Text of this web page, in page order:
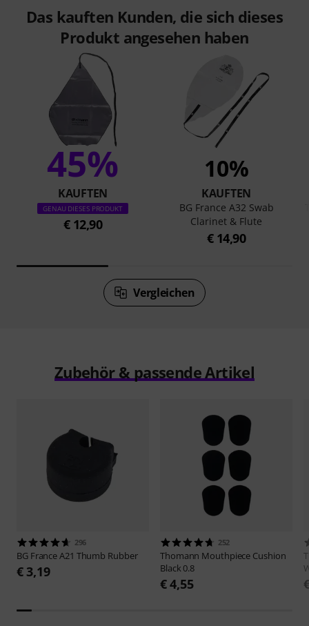
Das kauften Kunden, die sich dieses
Produkt angesehen haben
45%
KAUFTEN
GENAU DIESES PRODUKT
€ 12,90
10%
KAUFTEN
BG France A32 Swab
Clarinet & Flute
€ 14,90
Vergleichen
Zubehör & passende Artikel
296
BG FranceA21 Thumb Rubber
€ 3,19
252
Thomann Mouthpiece Cushion
Black 0.8
€ 4,55